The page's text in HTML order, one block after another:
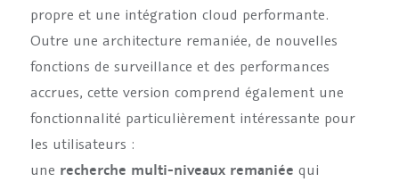
propre et une intégration cloud performante.
Outre une architecture remaniée, de nouvelles
fonctions de surveillance et des performances
accrues, cette version comprend également une
fonctionnalité particulièrement intéressante pour
les utilisateurs :
une recherche multi-niveaux remaniée qui